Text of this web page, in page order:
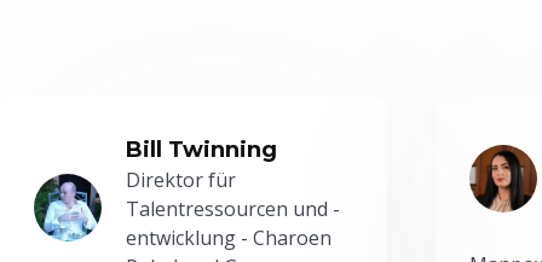
Bill Twinning
Direktor für
Talentressourcen und -
entwicklung - Charoen